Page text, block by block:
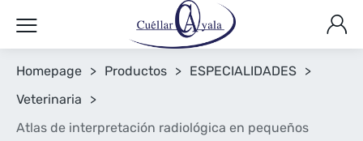
Homepage > Productos > ESPECIALIDADES >
Veterinaria
>
Atlas de interpretación radiológica en pequeños